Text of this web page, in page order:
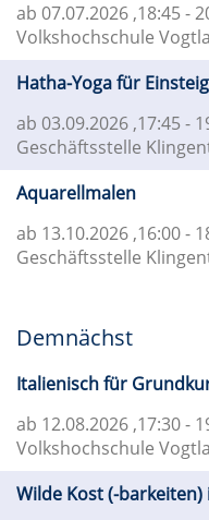
ab 07.07.2026 ,18:45 -
Volkshochschule
Hatha-Yoga für
ab 03.09.2026 ,17:45 -
Geschäftsstelle
Aquarellmalen
ab 13.10.2026 ,16:00 -
Geschäftsstelle
Demnächst
Italienisch für
ab 12.08.2026 ,17:30 -
Volkshochschule
Wilde Kost (-barkeiten)